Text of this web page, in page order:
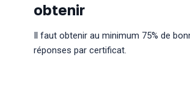
obtenir
Il faut obtenir au minimum 75% de
réponses par certificat.